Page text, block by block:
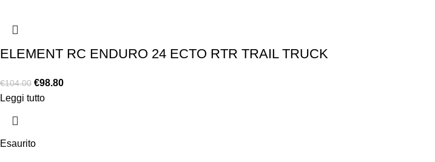
ELEMENT RC ENDURO 24 ECTO RTR TRAIL TRUCK
€104.00 €98.80
Leggi tutto
Esaurito